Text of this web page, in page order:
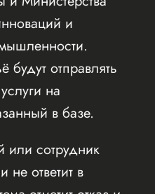
и
отправлять
на
в базе.
сотрудник
не ответит в